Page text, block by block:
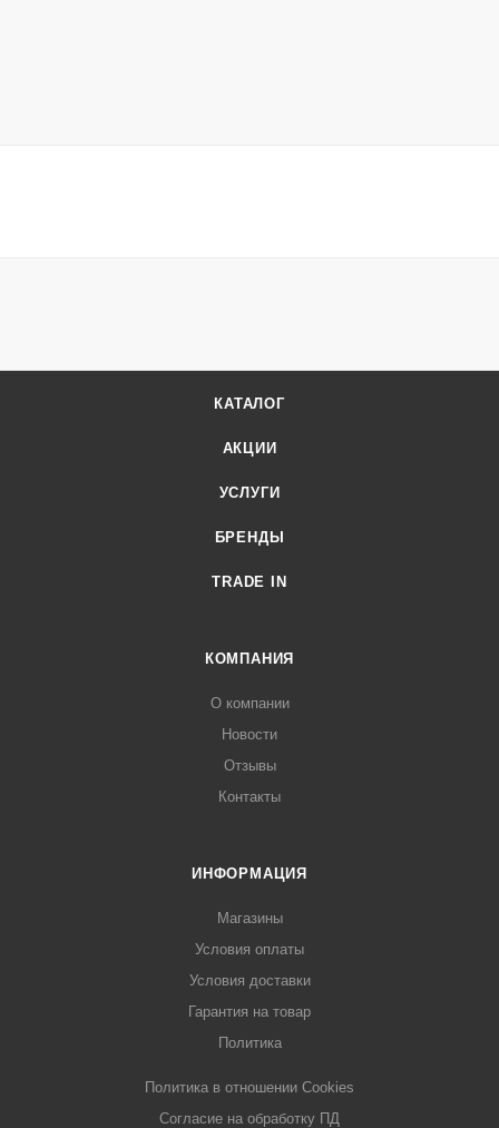
КАТАЛОГ
АКЦИИ
УСЛУГИ
БРЕНДЫ
TRADE IN
КОМПАНИЯ
О компании
Новости
Отзывы
Контакты
ИНФОРМАЦИЯ
Магазины
Условия оплаты
Условия доставки
Гарантия на товар
Политика
Политика в отношении Cookies
Согласие на обработку ПД